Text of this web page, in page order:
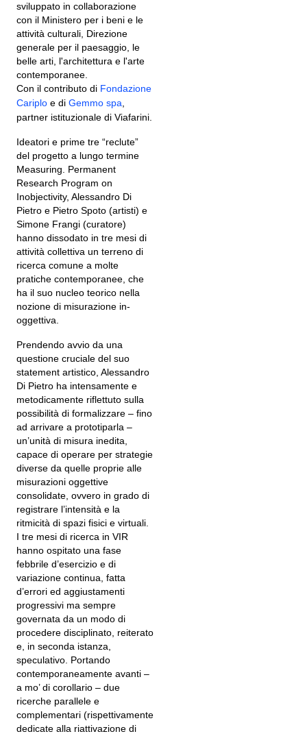
sviluppato in collaborazione
con il Ministero per i beni e le
attività culturali, Direzione
generale per il paesaggio, le
belle arti, l'architettura e l'arte
contemporanee.
Con il contributo di Fondazione
Cariplo e di Gemmo spa
partner istituzionale di Viafarini.
Ideatori e prime tre “reclute”
del progetto a lungo termine
Measuring. Permanent
Research Program on
Inobjectivity, Alessandro Di
Pietro e Pietro Spoto (artisti) e
Simone Frangi (curatore)
hanno dissodato in tre mesi di
attività collettiva un terreno di
ricerca comune a molte
pratiche contemporanee, che
ha il suo nucleo teorico nella
nozione di misurazione in-
oggettiva.
Prendendo avvio da una
questione cruciale del suo
statement artistico, Alessandro
Di Pietro ha intensamente e
metodicamente riflettuto sulla
possibilità di formalizzare – fino
ad arrivare a prototiparla –
un’unità di misura inedita,
capace di operare per strategie
diverse da quelle proprie alle
misurazioni oggettive
consolidate, ovvero in grado di
registrare l’intensità e la
ritmicità di spazi fisici e virtuali.
I tre mesi di ricerca in VIR
hanno ospitato una fase
febbrile d’esercizio e di
variazione continua, fatta
d’errori ed aggiustamenti
progressivi ma sempre
governata da un modo di
procedere disciplinato, reiterato
e, in seconda istanza,
speculativo. Portando
contemporaneamente avanti –
a mo’ di corollario – due
ricerche parallele e
complementari (rispettivamente
dedicate alla riattivazione di